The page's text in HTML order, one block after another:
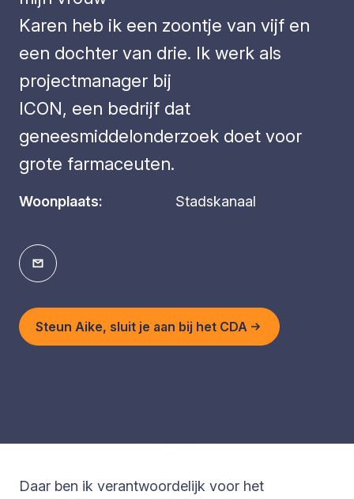
Karen heb ik een zoontje van vijf en
een dochter van drie. Ik werk als
projectmanager bij
ICON, een bedrijf dat
geneesmiddelonderzoek doet voor
grote farmaceuten.
Woonplaats: Stadskanaal
Steun Aike, sluit je aan bij het CDA
Daar ben ik verantwoordelijk voor het